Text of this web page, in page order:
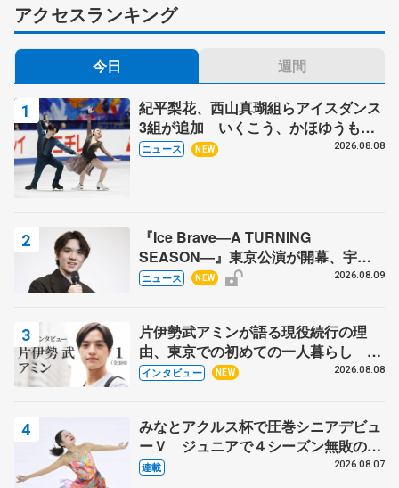
アクセスランキング
今日 週間
紀平梨花、西山真瑚組らアイスダンス
3組が追加 いくこう、かほゆうも、
木下グループ杯
ニュース NEW 2026.08.08
『Ice Brave―A TURNING
SEASON―』東京公演が開幕、宇野
昌磨の『Ice Brave』にかける思いを
ニュース NEW 2026.08.09
片伊勢武アミンが語る現役続行の理
由、東京での初めての一人暮らし 注
目スケーターの「今」に迫る
インタビュー NEW 2026.08.08
みなとアクルス杯で圧巻シニアデビュ
ーＶ ジュニアで４シーズン無敗の島
田麻央
連載 2026.08.07